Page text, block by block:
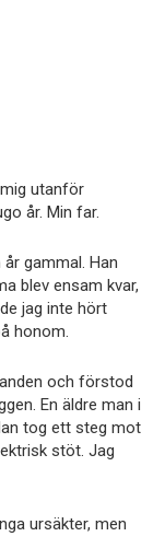
utanför
år. Min far.
gammal. Han
blev ensam kvar,
jag inte hört
honom.
och förstod
En äldre man i
tog ett steg mot
stöt. Jag
ursäkter, men